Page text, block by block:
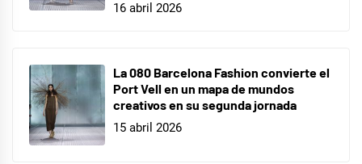
16 abril 2026
La 080 Barcelona Fashion convierte el
Port Vell en un mapa de mundos
creativos en su segunda jornada
15 abril 2026